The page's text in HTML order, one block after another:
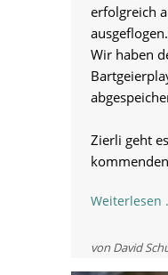
erfolgreich
ausgeflogen.
Wir haben
Zierli geht
Weiterlesen
von David